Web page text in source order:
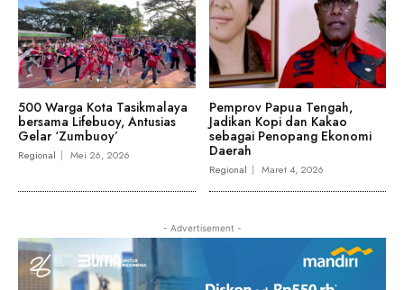
500 Warga Kota Tasikmalaya
bersama Lifebuoy, Antusias
Gelar ‘Zumbuoy’
Regional Mei 26, 2026
Pemprov Papua Tengah,
Jadikan Kopi dan Kakao
sebagai Penopang Ekonomi
Daerah
Regional Maret 4, 2026
- Advertisement -